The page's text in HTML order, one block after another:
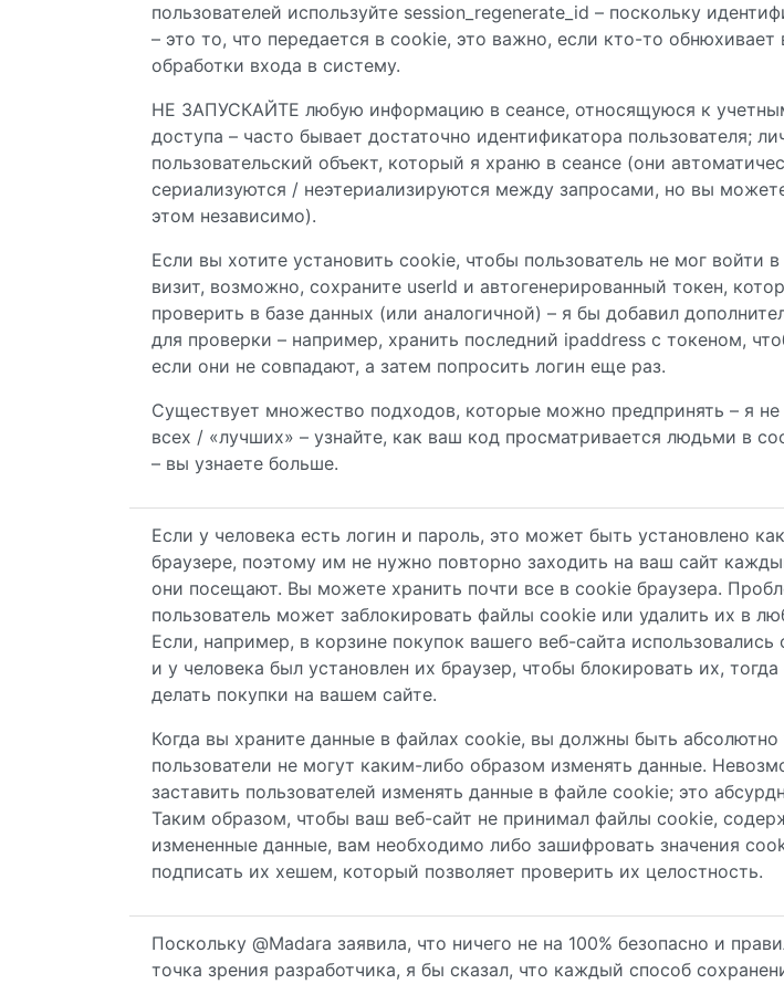
пользователей используйте session_regenerate_id – поскольку
– это то, что передается в cookie, это важно, если кто-то обнюхивает
обработки входа в систему.
НЕ ЗАПУСКАЙТЕ любую информацию в сеансе, относящуюся к
доступа – часто бывает достаточно идентификатора пользователя;
пользовательский объект, который я храню в сеансе (они
сериализуются / неэтериализируются между запросами, но вы
этом независимо).
Если вы хотите установить cookie, чтобы пользователь не мог войти
визит, возможно, сохраните userId и автогенерированный токен,
проверить в базе данных (или аналогичной) – я бы добавил
для проверки – например, хранить последний ipaddress с токеном,
если они не совпадают, а затем попросить логин еще раз.
Существует множество подходов, которые можно предпринять – я не
всех / «лучших» – узнайте, как ваш код просматривается людьми в
– вы узнаете больше.
Если у человека есть логин и пароль, это может быть установлено
браузере, поэтому им не нужно повторно заходить на ваш сайт
они посещают. Вы можете хранить почти все в cookie браузера.
пользователь может заблокировать файлы cookie или удалить их в
Если, например, в корзине покупок вашего веб-сайта
и у человека был установлен их браузер, чтобы блокировать их,
делать покупки на вашем сайте.
Когда вы храните данные в файлах cookie, вы должны быть абсолютно
пользователи не могут каким-либо образом изменять данные.
заставить пользователей изменять данные в файле cookie; это
Таким образом, чтобы ваш веб-сайт не принимал файлы cookie,
измененные данные, вам необходимо либо зашифровать значения
подписать их хешем, который позволяет проверить их целостность.
Поскольку @Madara заявила, что ничего не на 100% безопасно и
точка зрения разработчика, я бы сказал, что каждый способ